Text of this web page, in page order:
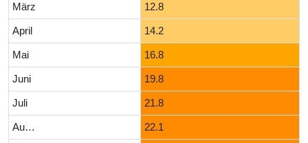
März 12.8
April 14.2
Mai 16.8
Juni 19.8
Juli 21.8
August 22.1